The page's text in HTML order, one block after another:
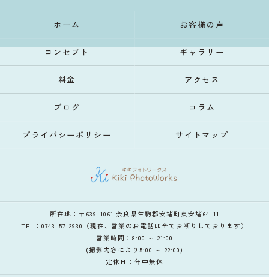
ホーム お客様の声
コンセプト ギャラリー
料金 アクセス
ブログ コラム
プライバシーポリシー サイトマップ
所在地：〒639-1061 奈良県生駒郡安堵町東安堵64-11
TEL：0743-57-2930（現在、営業のお電話は全てお断りしております）
営業時間：8:00 ～ 21:00
(撮影内容により5:00 ～ 22:00)
定休日：年中無休